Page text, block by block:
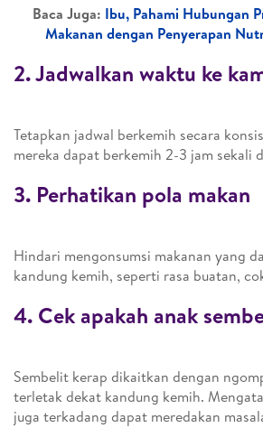
Baca Juga: Ibu, Pahami Hubungan
Makanan dengan Penyerapan
2. Jadwalkan waktu ke
Tetapkan jadwal berkemih secara
mereka dapat berkemih 2-3 jam sekali
3. Perhatikan pola makan
Hindari mengonsumsi makanan yang
kandung kemih, seperti rasa buatan,
4. Cek apakah anak
Sembelit kerap dikaitkan dengan
terletak dekat kandung kemih.
juga terkadang dapat meredakan